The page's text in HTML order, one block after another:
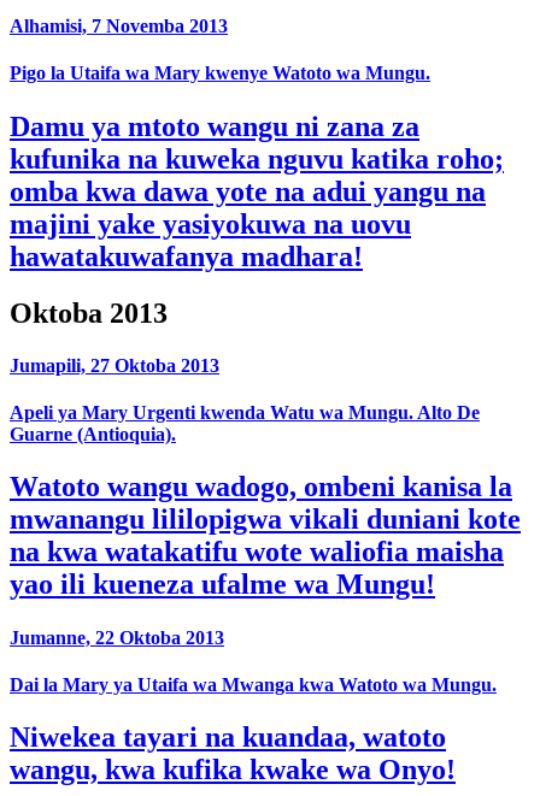
Alhamisi, 7 Novemba 2013
Pigo la Utaifa wa Mary kwenye Watoto wa Mungu.
Damu ya mtoto wangu ni zana za
kufunika na kuweka nguvu katika roho;
omba kwa dawa yote na adui yangu na
majini yake yasiyokuwa na uovu
hawatakuwafanya madhara!
Oktoba 2013
Jumapili, 27 Oktoba 2013
Apeli ya Mary Urgenti kwenda Watu wa Mungu. Alto De
Guarne (Antioquia).
Watoto wangu wadogo, ombeni kanisa la
mwanangu lililopigwa vikali duniani kote
na kwa watakatifu wote waliofia maisha
yao ili kueneza ufalme wa Mungu!
Jumanne, 22 Oktoba 2013
Dai la Mary ya Utaifa wa Mwanga kwa Watoto wa Mungu.
Niwekea tayari na kuandaa, watoto
wangu, kwa kufika kwake wa Onyo!